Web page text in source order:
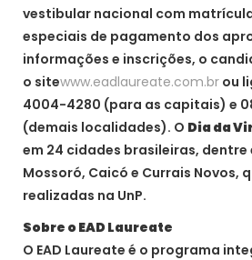
vestibular nacional com
especiais de pagamento dos
informações e inscrições, o
o sitewww.eadlaureate.com.br ou
4004-4280 (para as capitais) e
(demais localidades). O Dia da
em 24 cidades brasileiras, dentre
Mossoró, Caicó e Currais Novos,
realizadas na UnP.
Sobre o EAD Laureate
O EAD Laureate é o programa